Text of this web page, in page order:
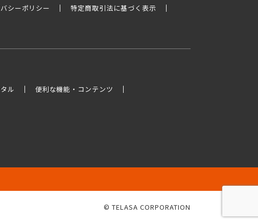
シーポリシー 特定商取引法に基づく表示
ル 便利な機能・コンテンツ
© TELASA CORPORATION